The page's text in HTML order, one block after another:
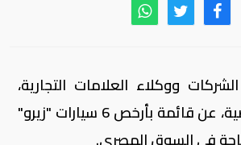
ووكلاء العلامات التجارية،
خلال الفترة الماضية، عن قائمة بأرخص 6 سيارات "زيرو"